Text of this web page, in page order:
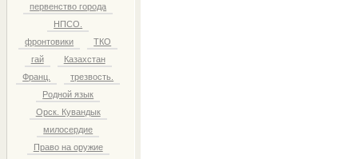
первенство города
НПСО.
фронтовики
ТКО
гай
Казахстан
Франц.
трезвость.
Родной язык
Орск. Кувандык
милосердие
Право на оружие